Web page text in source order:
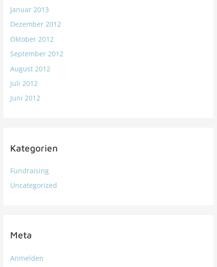
Januar 2013
Dezember 2012
Oktober 2012
September 2012
August 2012
Juli 2012
Juni 2012
Kategorien
Fundraising
Uncategorized
Meta
Anmelden